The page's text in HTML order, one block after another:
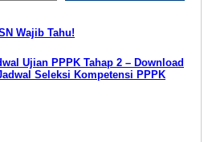
Wajib Tahu!
Ujian PPPK Tahap 2 – Download
Seleksi Kompetensi PPPK